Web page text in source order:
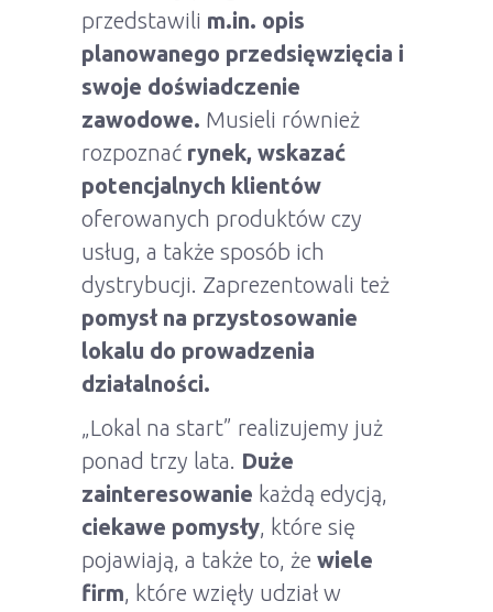
przedstawili m.in. opis
planowanego przedsięwzięcia i
swoje doświadczenie
zawodowe. Musieli również
rozpoznać rynek, wskazać
potencjalnych klientów
oferowanych produktów czy
usług, a także sposób ich
dystrybucji. Zaprezentowali też
pomysł na przystosowanie
lokalu do prowadzenia
działalności.
„Lokal na start” realizujemy już
ponad trzy lata. Duże
zainteresowanie każdą edycją,
ciekawe pomysły, które się
pojawiają, a także to, że wiele
firm, które wzięły udział w